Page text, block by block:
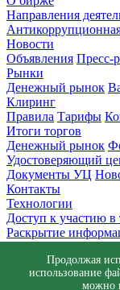
Направления
Новости
Объявления Пресс-
Рынки
Денежный рынок
Клиринг
Правила Тарифы
Итоги торгов
Денежный рынок
Удостоверяющий
Документы УЦ
Контакты
Технологии
Доступ к участию в
Раскрытие
Обращения Заявка
© АО СПВБ 2016-
Продолжая
использование
можно